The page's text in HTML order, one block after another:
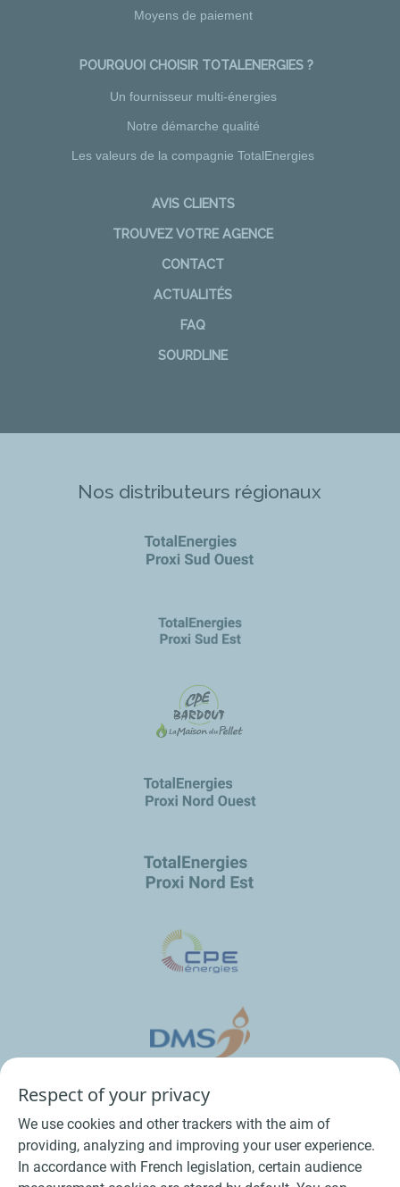
Moyens de paiement
POURQUOI CHOISIR TOTALENERGIES ?
Un fournisseur multi-énergies
Notre démarche qualité
Les valeurs de la compagnie TotalEnergies
AVIS CLIENTS
TROUVEZ VOTRE AGENCE
CONTACT
ACTUALITÉS
FAQ
SOURDLINE
Nos distributeurs régionaux
Respect of your privacy
We use cookies and other trackers with the aim of
providing, analyzing and improving your user experience.
In accordance with French legislation, certain audience